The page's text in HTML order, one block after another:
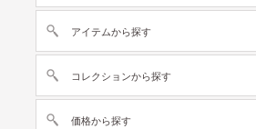
アイテムから探す
コレクションから探す
価格から探す